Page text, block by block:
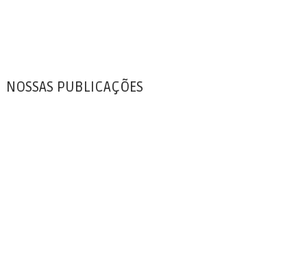
NOSSAS PUBLICAÇÕES